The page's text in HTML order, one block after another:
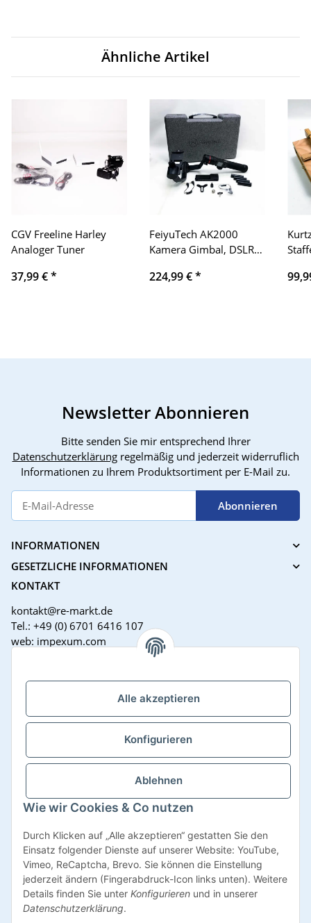
Alle akzeptieren
Konfigurieren
Ablehnen
Wie wir Cookies & Co nutzen
Durch Klicken auf „Alle akzeptieren“ gestatten Sie den
Einsatz folgender Dienste auf unserer Website: YouTube,
Vimeo, ReCaptcha, Brevo. Sie können die Einstellung
jederzeit ändern (Fingerabdruck-Icon links unten). Weitere
Details finden Sie unter Konfigurieren und in unserer
Datenschutzerklärung.
Ähnliche Artikel
CGV Freeline Harley
Analoger Tuner
37,99 €*
FeiyuTech AK2000
Kamera Gimbal, DSLR
Camera Stabilizer 3-
224,99 €*
Newsletter Abonnieren
Bitte senden Sie mir entsprechend Ihrer
Datenschutzerklärungregelmäßig und jederzeit widerruflich
Informationen zu Ihrem Produktsortiment per E-Mail zu.
Abonnieren
INFORMATIONEN
GESETZLICHE INFORMATIONEN
KONTAKT
kontakt@re-markt.de
Tel.: +49 (0) 6701 6416 107
web: impexum.com
Mo-Fr: 08:00 - 17:00 Uhr
* Alle Preise inkl. gesetzlicher USt., zzgl.